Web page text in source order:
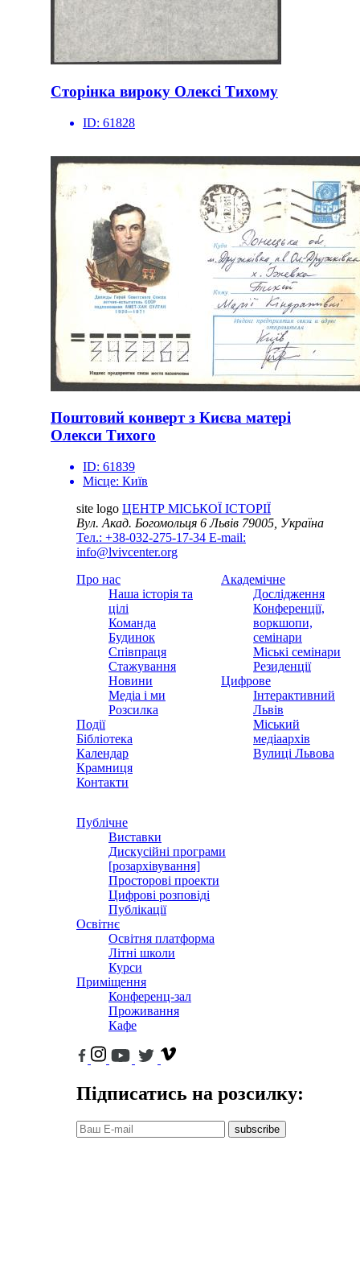
Сторінка вироку Олексі Тихому
ID: 61828
Поштовий конверт з Києва матері
Олекси Тихого
ID: 61839
Місце: Київ
site logo ЦЕНТР МІСЬКОЇ ІСТОРІЇ
Вул. Акад. Богомольця 6Львів 79005, Україна
Тел.: +38-032-275-17-34 E-mail:
info@lvivcenter.org
Про нас
Наша історія та
цілі
Команда
Будинок
Співпраця
Стажування
Новини
Медіа і ми
Розсилка
Події
Бібліотека
Календар
Крамниця
Контакти
Академічне
Дослідження
Конференції,
воркшопи,
семінари
Міські семінари
Резиденції
Цифрове
Інтерактивний
Львів
Міський
медіаархів
Вулиці Львова
Публічне
Виставки
Дискусійні програми
[розархівування]
Просторові проекти
Цифрові розповіді
Публікації
Освітнє
Освітня платформа
Літні школи
Курси
Приміщення
Конференц-зал
Проживання
Кафе
Підписатись на розсилку:
subscribe